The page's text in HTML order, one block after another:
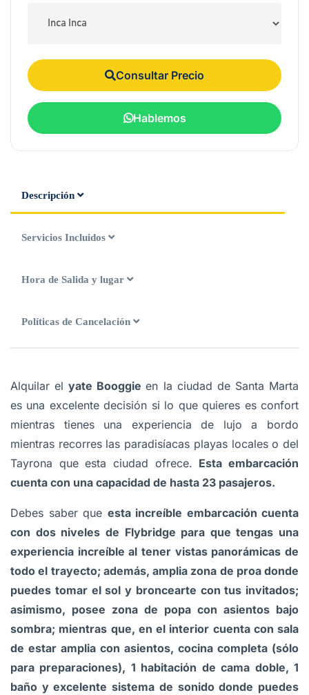
Consultar Precio
Hablemos
Descripción
Servicios Incluidos
Hora de Salida y lugar
Políticas de Cancelación
Alquilar elyate Booggieen la ciudad de Santa Marta
es una excelente decisión si lo que quieres es confort
mientras tienes una experiencia de lujo a bordo
mientras recorres las paradisíacas playas locales o del
Tayrona que esta ciudad ofrece. Esta embarcación
cuenta con una capacidad de hasta 23 pasajeros.
Debes saber que esta increíble embarcación cuenta
con dos niveles de Flybridge para que tengas una
experiencia increíble al tener vistas panorámicas de
todo el trayecto; además, amplia zona de proa donde
puedes tomar el sol y broncearte con tus invitados;
asimismo, posee zona de popa con asientos bajo
sombra; mientras que, en el interior cuenta con sala
de estar amplia con asientos, cocina completa (sólo
para preparaciones), 1 habitación de cama doble, 1
baño y excelente sistema de sonido donde puedes